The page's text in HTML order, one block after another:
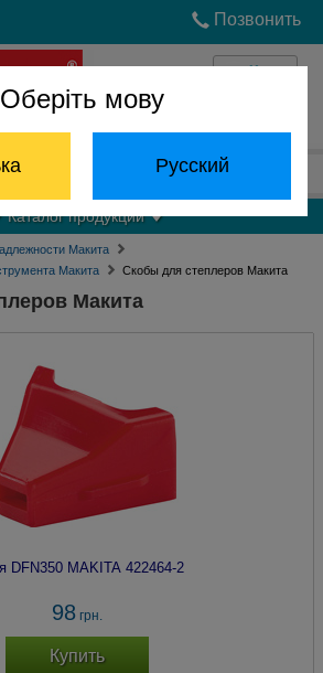
Оберіть мову
Русский
Позвонить
Войти
(068) 824-24-24
Каталог продукции
Макита
Макита
Скобы для степлеров Макита
Макита
DFN350 MAKITA 422464-2
98 грн.
Купить